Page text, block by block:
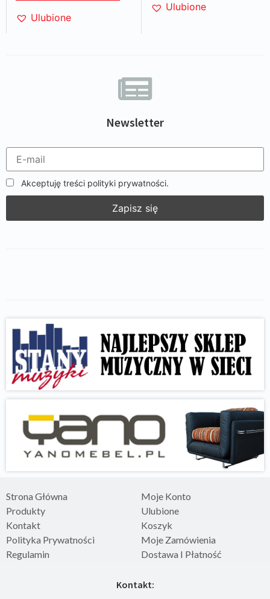
Newsletter
Akceptuję treści polityki prywatności.
Ulubione
Ulubione
Strona Główna
Produkty
Kontakt
Polityka Prywatności
Regulamin
Moje Konto
Ulubione
Koszyk
Moje Zamówienia
Dostawa I Płatność
Kontakt: